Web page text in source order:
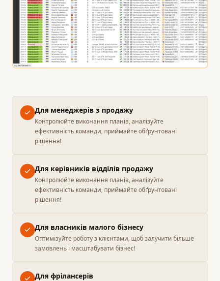
Для менеджерів з продажу
Контролюйте виконання планів, аналізуйте
ефективність команди, приймайте обґрунтовані
рішення!
Для керівників відділів продажу
Контролюйте виконання планів, аналізуйте
ефективність команди, приймайте обґрунтовані
рішення!
Для власників малого бізнесу
Оптимізуйте роботу з клієнтами, щоб залучити більше
замовлень і масштабувати бізнес!
Для фрілансерів